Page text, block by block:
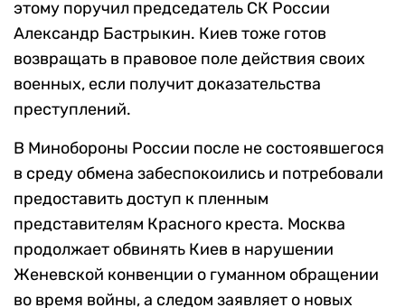
этому поручил председатель СК России
Александр Бастрыкин. Киев тоже готов
возвращать в правовое поле действия своих
военных, если получит доказательства
преступлений.
В Минобороны России после не состоявшегося
в среду обмена забеспокоились и потребовали
предоставить доступ к пленным
представителям Красного креста. Москва
продолжает обвинять Киев в нарушении
Женевской конвенции о гуманном обращении
во время войны, а следом заявляет о новых